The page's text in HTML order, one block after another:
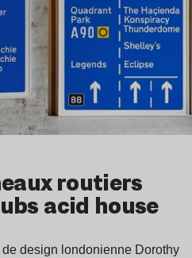
routiers
acid house
de design londonienne Dorothy